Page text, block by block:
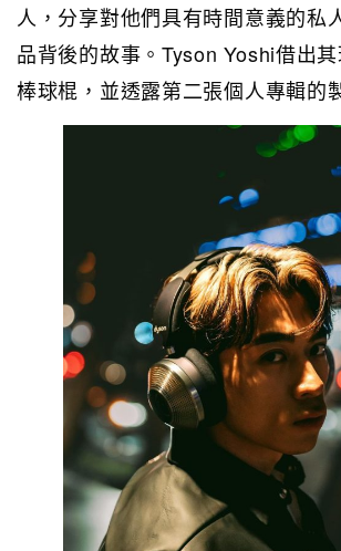
人，分享對他們具有時間意義的私
品背後的故事。Tyson Yoshi借出
棒球棍，並透露第二張個人專輯的